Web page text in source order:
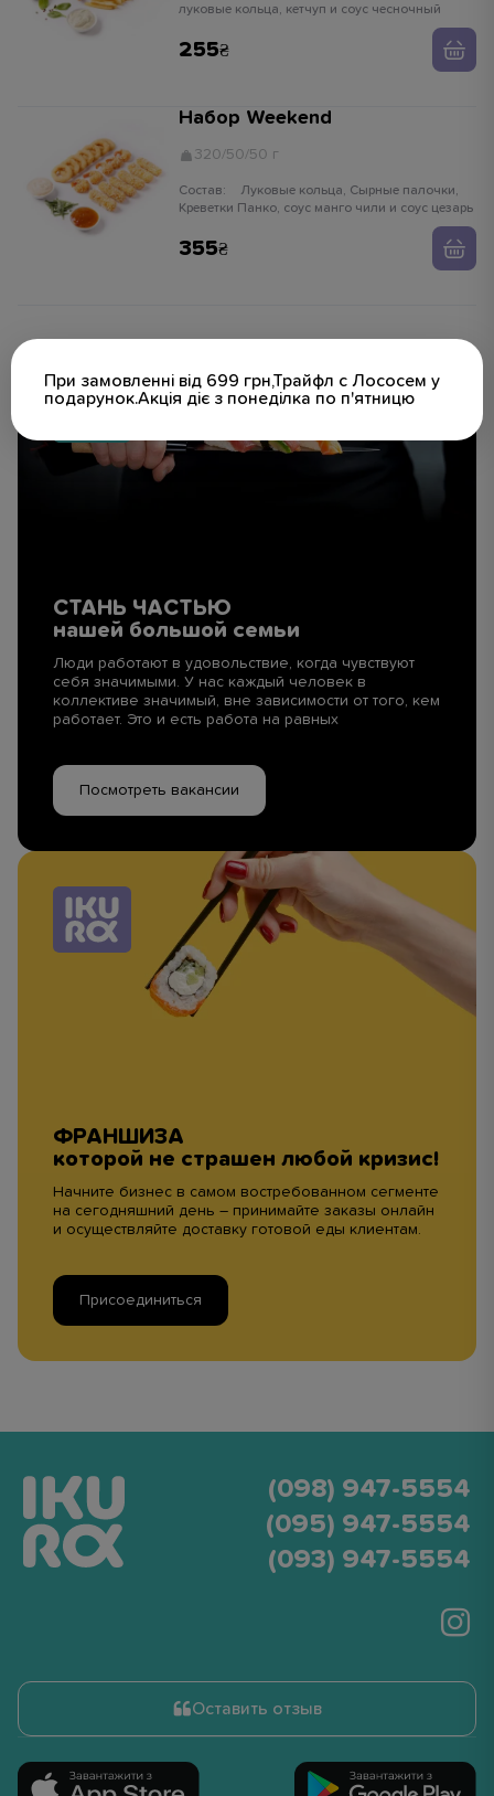
При замовленні від 699 грн,Трайфл с Лососем у
подарунок.Акція діє з понеділка по п'ятницю
луковые кольца, кетчуп и соус чесночный
255
Набор Weekend
320/50/50 г
Состав:
Креветки Панко, соус манго чили и соус цезарь
355
ФРАНШИЗА
которой не страшен любой кризис!
Начните бизнес в самом востребованном сегменте
на сегодняшний день – принимайте заказы онлайн
и осуществляйте доставку готовой еды клиентам.
Присоединиться
СТАНЬ ЧАСТЬЮ
нашей большой семьи
Люди работают в удовольствие, когда чувствуют
себя значимыми. У нас каждый человек в
коллективе значимый, вне зависимости от того, кем
работает. Это и есть работа на равных
Посмотреть вакансии
(098) 947-5554
(095) 947-5554
(093) 947-5554
Оставить отзыв